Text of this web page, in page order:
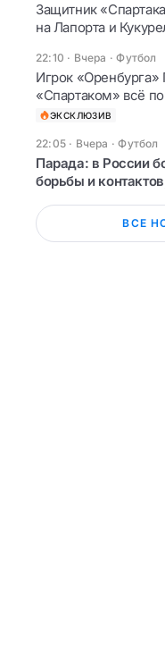
Защитник
на Лапорта и
22:10 · Вчера ·Футбол
Игрок
«Спартаком» всё
ЭКСКЛЮЗИВ
22:05 · Вчера ·Футбол
Парада: в России
борьбы и
ВСЕ